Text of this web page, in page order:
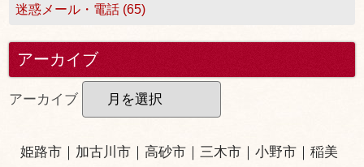
迷惑メール・電話 (65)
アーカイブ
アーカイブ
姫路市 ｜ 加古川市 ｜高砂市 ｜三木市 ｜小野市｜稲美